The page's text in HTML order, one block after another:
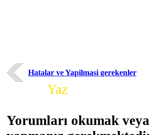
Hatalar ve Yapilmasi gerekenler
Yaz
Yorumları okumak